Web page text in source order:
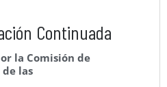
Continuada
la Comisión de
las